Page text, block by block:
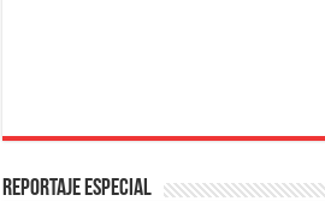
REPORTAJE ESPECIAL